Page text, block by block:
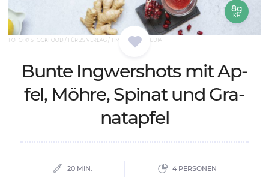
FOTO: © STOCKFOOD / FÜR ZS VERLAG / TIMMANN, CLAUDIA
8g
KH
Bun­te Ing­wers­hots mit Ap­
fel, Möh­re, Spi­nat und Gra­
nat­ap­fel
20 MIN. 4 PERSONEN